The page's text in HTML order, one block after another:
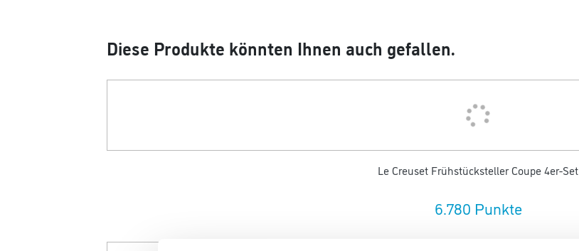
Diese Produkte könnten Ihnen auch gefallen.
Le Creuset Frühstücksteller Coupe 4er-Set
6.780 Punkte